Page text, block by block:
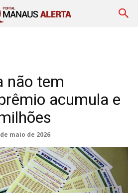
não tem
acumula e
maio de 2026